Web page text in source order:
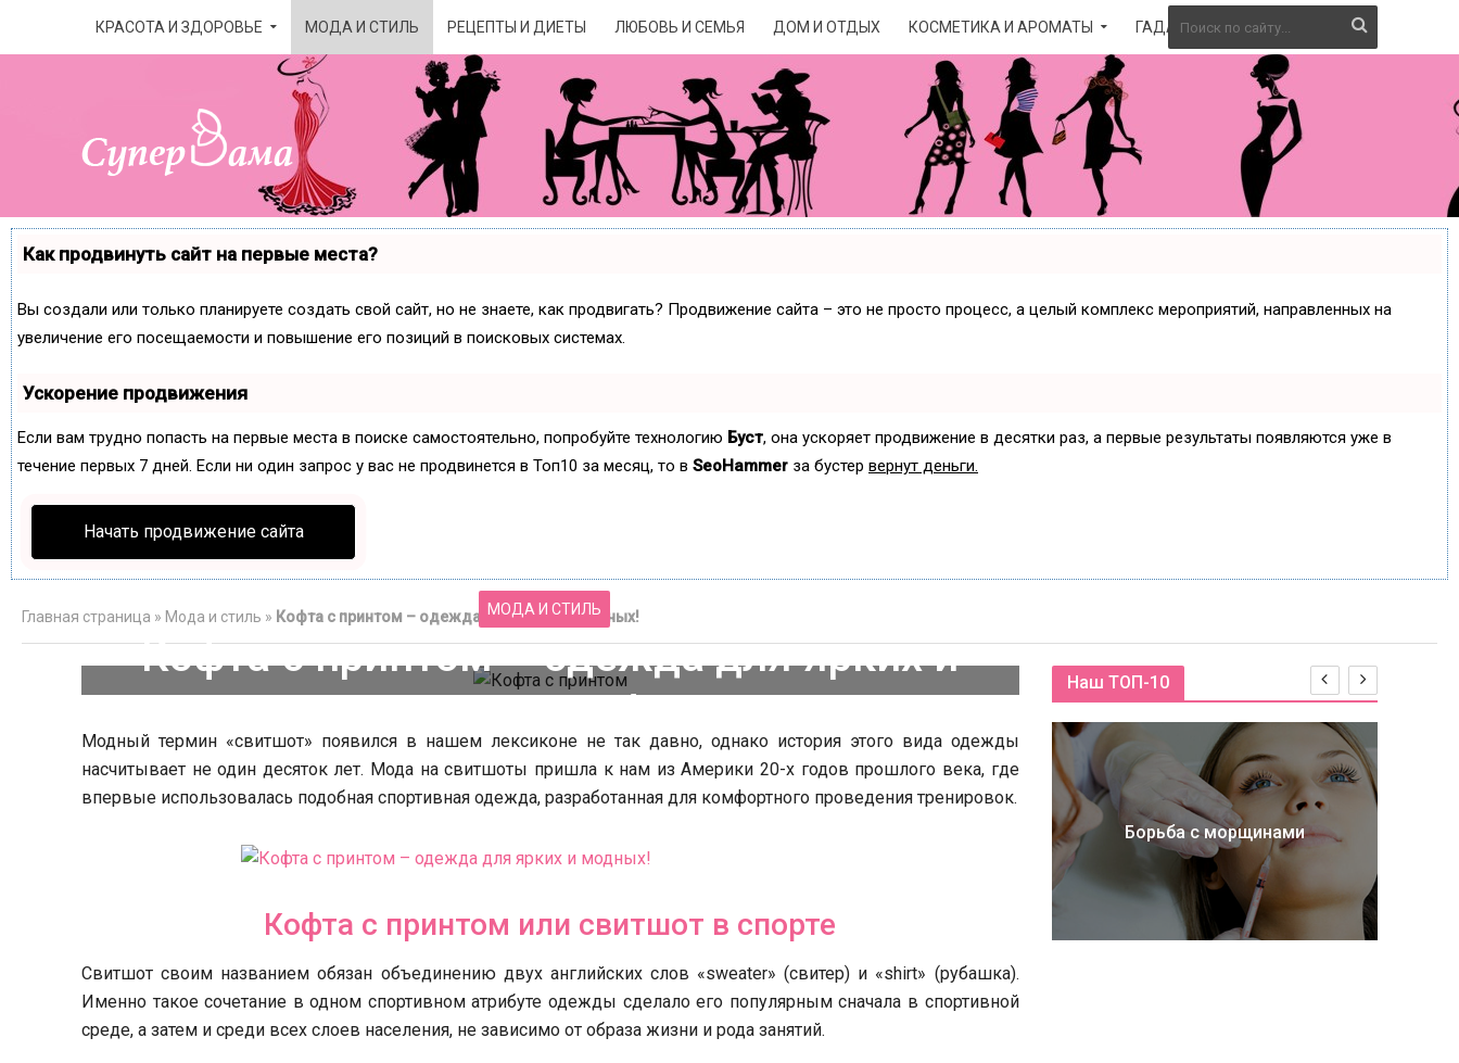
КРАСОТА И ЗДОРОВЬЕ МОДА И СТИЛЬ РЕЦЕПТЫ И ДИЕТЫ ЛЮБОВЬ И СЕМЬЯ ДОМ И ОТДЫХ КОСМЕТИКА И АРОМАТЫ ГАДАНИЕ
Как продвинуть сайт на первые места?
Вы создали или только планируете создать свой сайт, но не знаете, как продвигать? Продвижение сайта – это не просто процесс, а целый комплекс мероприятий, направленных на
увеличение его посещаемости и повышение его позиций в поисковых системах.
Ускорение продвижения
Если вам трудно попасть на первые места в поиске самостоятельно, попробуйте технологию Буст, она ускоряет продвижение в десятки раз, а первые результаты появляются уже в
течение первых 7 дней. Если ни один запрос у вас не продвинется в Топ10 за месяц, то в SeoHammer за бустер вернут деньги.
Начать продвижение сайта
Главная страница » Мода и стиль » Кофта с принтом – одежда для ярких и модных!
МОДА И СТИЛЬ
Кофта с принтом – одежда для ярких и
модных!
Модный термин «свитшот» появился в нашем лексиконе не так давно, однако история этого вида одежды
насчитывает не один десяток лет. Мода на свитшоты пришла к нам из Америки 20-х годов прошлого века, где
впервые использовалась подобная спортивная одежда, разработанная для комфортного проведения тренировок.
Кофта с принтом или свитшот в спорте
Свитшот своим названием обязан объединению двух английских слов «sweater» (свитер) и «shirt» (рубашка).
Именно такое сочетание в одном спортивном атрибуте одежды сделало его популярным сначала в спортивной
среде, а затем и среди всех слоев населения, не зависимо от образа жизни и рода занятий.
Наш ТОП-10
шампуня
Борьба с морщинами